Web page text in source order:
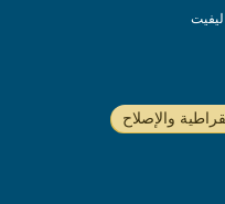
ليفيت
والإصلاح